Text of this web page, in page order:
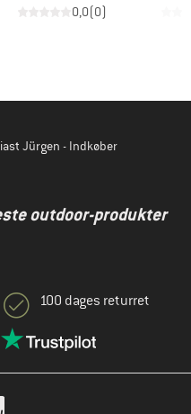
0,0(0)
Jürgen - Indkøber
outdoor-produkter
100 dages returret